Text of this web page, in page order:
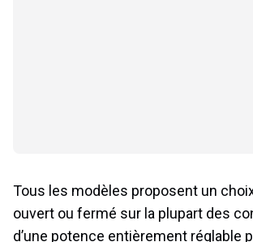
Tous les modèles proposent un
ouvert ou fermé sur la plupart des
d’une potence entièrement réglable